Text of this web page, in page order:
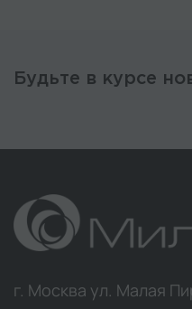
Будьте в курсе
г. Москва ул. Малая